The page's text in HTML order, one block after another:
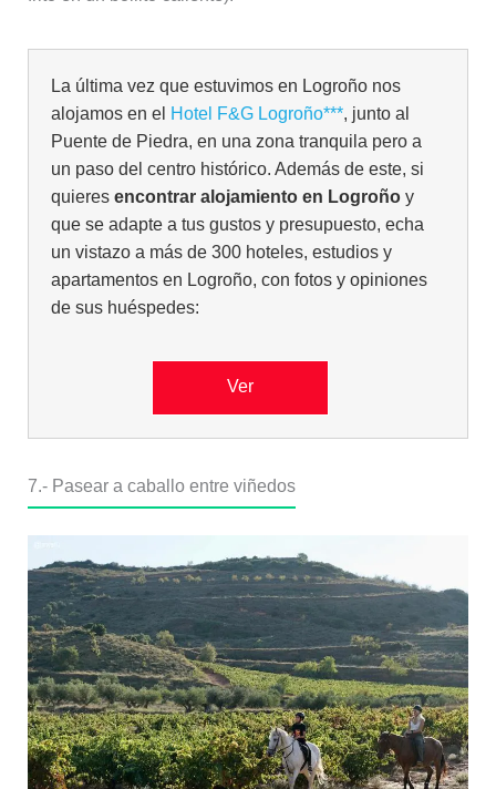
La última vez que estuvimos en Logroño nos
alojamos en el Hotel F&G Logroño***, junto al
Puente de Piedra, en una zona tranquila pero a
un paso del centro histórico. Además de este, si
quieres encontrar alojamiento en Logroño y
que se adapte a tus gustos y presupuesto, echa
un vistazo a más de 300 hoteles, estudios y
apartamentos en Logroño, con fotos y opiniones
de sus huéspedes:
Ver
7.- Pasear a caballo entre viñedos